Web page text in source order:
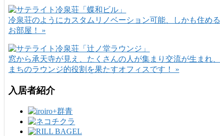
冷泉荘のようにカスタムリノベーション可能、しかも住める
お部屋！ »
窓から承天寺が見え、たくさんの人が集まり交流が生まれ、
まちのラウンジ的役割を果たすオフィスです！ »
入居者紹介